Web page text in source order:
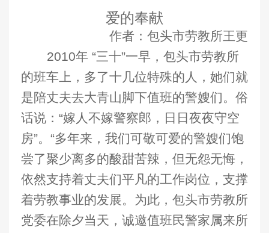
爱的奉献
作者：包头市劳教所王更
2010年 “三十”一早，包头市劳教所
的班车上，多了十几位特殊的人，她们就
是陪丈夫去大青山脚下值班的警嫂们。俗
话说：“嫁人不嫁警察郎，日日夜夜守空
房”。“多年来，我们可敬可爱的警嫂们饱
尝了聚少离多的酸甜苦辣，但无怨无悔，
依然支持着丈夫们平凡的工作岗位，支撑
着劳教事业的发展。为此，包头市劳教所
党委在除夕当天，诚邀值班民警家属来所